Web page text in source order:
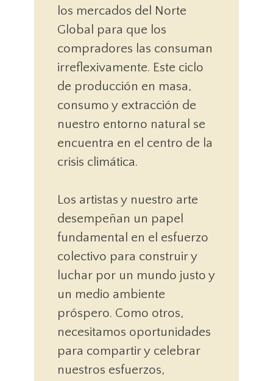
los mercados del Norte
Global para que los
compradores las consuman
irreflexivamente. Este ciclo
de producción en masa,
consumo y extracción de
nuestro entorno natural se
encuentra en el centro de la
crisis climática.
Los artistas y nuestro arte
desempeñan un papel
fundamental en el esfuerzo
colectivo para construir y
luchar por un mundo justo y
un medio ambiente
próspero. Como otros,
necesitamos oportunidades
para compartir y celebrar
nuestros esfuerzos,